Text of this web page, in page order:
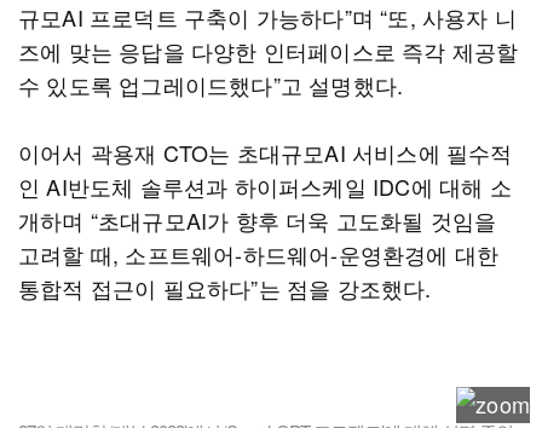
규모AI 프로덕트 구축이 가능하다”며 “또, 사용자 니
즈에 맞는 응답을 다양한 인터페이스로 즉각 제공할
수 있도록 업그레이드했다”고 설명했다.
이어서 곽용재 CTO는 초대규모AI 서비스에 필수적
인 AI반도체 솔루션과 하이퍼스케일 IDC에 대해 소
개하며 “초대규모AI가 향후 더욱 고도화될 것임을
고려할 때, 소프트웨어-하드웨어-운영환경에 대한
통합적 접근이 필요하다”는 점을 강조했다.